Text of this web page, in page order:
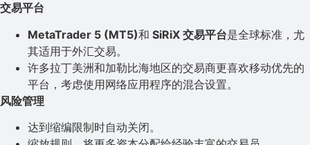
交易平台
MetaTrader 5 (MT5)和 SiRiX 交易平台是全球标准，尤
其适用于外汇交易。
许多拉丁美洲和加勒比海地区的交易商更喜欢移动优先的
平台，考虑使用网络应用程序的混合设置。
风险管理
达到缩编限制时自动关闭。